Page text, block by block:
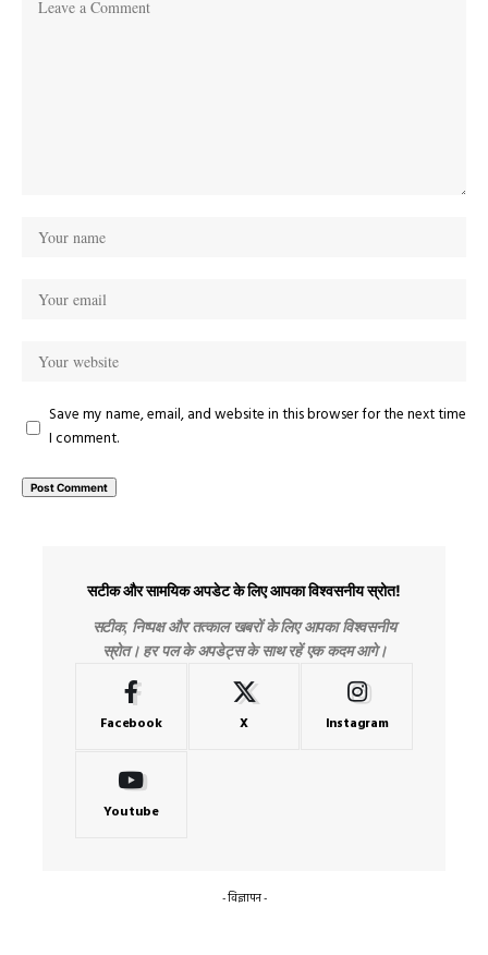
Save my name, email, and website in this browser for the next time
I comment.
सटीक और सामयिक अपडेट के लिए आपका विश्वसनीय स्रोत!
सटीक, निष्पक्ष और तत्काल खबरों के लिए आपका विश्वसनीय
स्रोत। हर पल के अपडेट्स के साथ रहें एक कदम आगे।
Facebook X Instagram
Youtube
- विज्ञापन -